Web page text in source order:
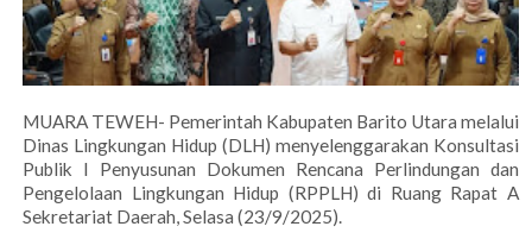
MUARA TEWEH- Pemerintah Kabupaten Barito Utara melalui
Dinas Lingkungan Hidup (DLH) menyelenggarakan Konsultasi
Publik I Penyusunan Dokumen Rencana Perlindungan dan
Pengelolaan Lingkungan Hidup (RPPLH) di Ruang Rapat A
Sekretariat Daerah, Selasa (23/9/2025).